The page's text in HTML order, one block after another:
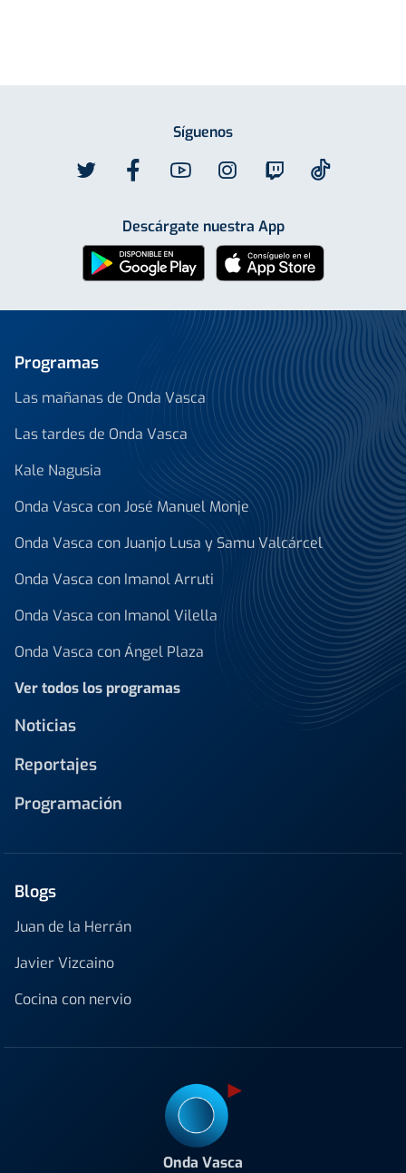
Síguenos
Descárgate nuestra App
Programas
Las mañanas de Onda Vasca
Las tardes de Onda Vasca
Kale Nagusia
Onda Vasca con José Manuel Monje
Onda Vasca con Juanjo Lusa y Samu Valcárcel
Onda Vasca con Imanol Arruti
Onda Vasca con Imanol Vilella
Onda Vasca con Ángel Plaza
Ver todos los programas
Noticias
Reportajes
Programación
Blogs
Juan de la Herrán
Javier Vizcaino
Cocina con nervio
Onda Vasca